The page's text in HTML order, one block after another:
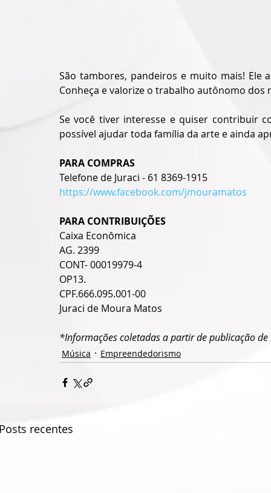
São tambores, pandeiros e muito mais! Ele
Conheça e valorize o trabalho autônomo dos
Se você tiver interesse e quiser contribuir
possível ajudar toda família da arte e ainda
PARA COMPRAS
Telefone de Juraci - 61 8369-1915
https://www.facebook.com/jmouramatos
PARA CONTRIBUIÇÕES
Caixa Econômica
AG. 2399
CONT- 00019979-4
OP13.
CPF.666.095.001-00
Juraci de Moura Matos
*Informações coletadas a partir de publicação de
Música Empreendedorismo
recentes